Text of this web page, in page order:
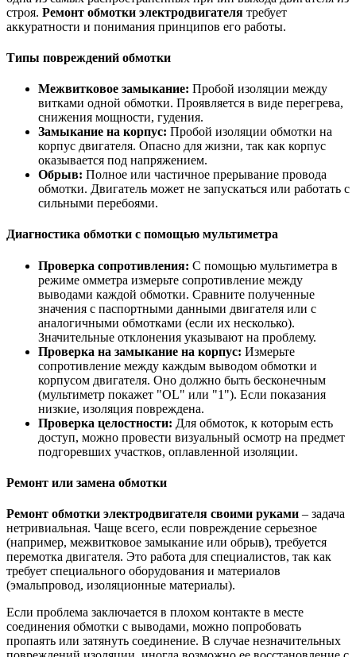
строя. Ремонт обмотки электродвигателя требует
аккуратности и понимания принципов его работы.
Типы повреждений обмотки
Межвитковое замыкание: Пробой изоляции между
витками одной обмотки. Проявляется в виде перегрева,
снижения мощности, гудения.
Замыкание на корпус: Пробой изоляции обмотки на
корпус двигателя. Опасно для жизни, так как корпус
оказывается под напряжением.
Обрыв: Полное или частичное прерывание провода
обмотки. Двигатель может не запускаться или работать с
сильными перебоями.
Диагностика обмотки с помощью мультиметра
Проверка сопротивления: С помощью мультиметра в
режиме омметра измерьте сопротивление между
выводами каждой обмотки. Сравните полученные
значения с паспортными данными двигателя или с
аналогичными обмотками (если их несколько).
Значительные отклонения указывают на проблему.
Проверка на замыкание на корпус: Измерьте
сопротивление между каждым выводом обмотки и
корпусом двигателя. Оно должно быть бесконечным
(мультиметр покажет "OL" или "1"). Если показания
низкие, изоляция повреждена.
Проверка целостности: Для обмоток, к которым есть
доступ, можно провести визуальный осмотр на предмет
подгоревших участков, оплавленной изоляции.
Ремонт или замена обмотки
Ремонт обмотки электродвигателя своими руками – задача
нетривиальная. Чаще всего, если повреждение серьезное
(например, межвитковое замыкание или обрыв), требуется
перемотка двигателя. Это работа для специалистов, так как
требует специального оборудования и материалов
(эмальпровод, изоляционные материалы).
Если проблема заключается в плохом контакте в месте
соединения обмотки с выводами, можно попробовать
пропаять или затянуть соединение. В случае незначительных